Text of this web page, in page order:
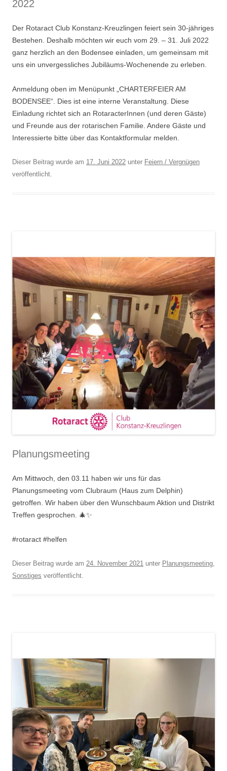
2022
Der Rotaract Club Konstanz-Kreuzlingen feiert sein 30-jähriges
Bestehen. Deshalb möchten wir euch vom 29. – 31. Juli 2022
ganz herzlich an den Bodensee einladen, um gemeinsam mit
uns ein unvergessliches Jubiläums-Wochenende zu erleben.
Anmeldung oben im Menüpunkt „CHARTERFEIER AM
BODENSEE“. Dies ist eine interne Veranstaltung. Diese
Einladung richtet sich an RotaracterInnen (und deren Gäste)
und Freunde aus der rotarischen Familie. Andere Gäste und
Interessierte bitte über das Kontaktformular melden.
Dieser Beitrag wurde am 17. Juni 2022 unter Feiern / Vergnügen
veröffentlicht.
Planungsmeeting
Am Mittwoch, den 03.11 haben wir uns für das
Planungsmeeting vom Clubraum (Haus zum Delphin)
getroffen. Wir haben über den Wunschbaum Aktion und Distrikt
Treffen gesprochen. 🎄✨
#rotaract #helfen
Dieser Beitrag wurde am 24. November 2021 unter Planungsmeeting,
Sonstiges veröffentlicht.